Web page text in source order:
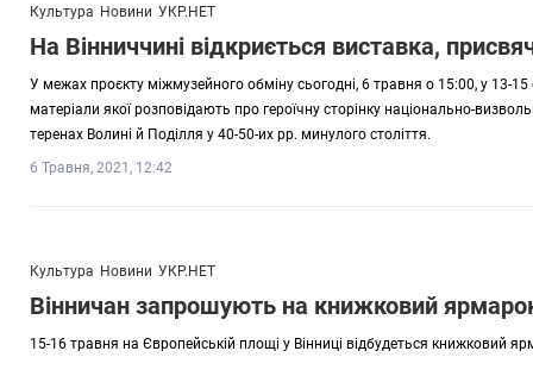
Культура Новини УКР.НЕТ
На Вінниччині відкриється виставка,
У межах проєкту міжмузейного обміну сьогодні, 6 травня о 15:00, у 13-
матеріали якої розповідають про героїчну сторінку національно-
теренах Волині й Поділля у 40-50-их рр. минулого століття.
6 Травня, 2021, 12:42
Культура Новини УКР.НЕТ
Вінничан запрошують на книжковий
15-16 травня на Європейській площі у Вінниці відбудеться книжковий